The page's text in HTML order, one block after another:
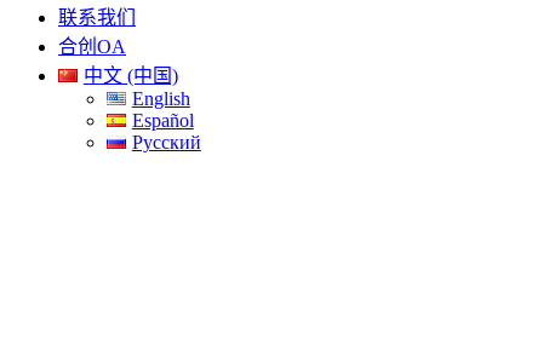
联系我们
合创OA
中文 (中国)
English
Español
Русский